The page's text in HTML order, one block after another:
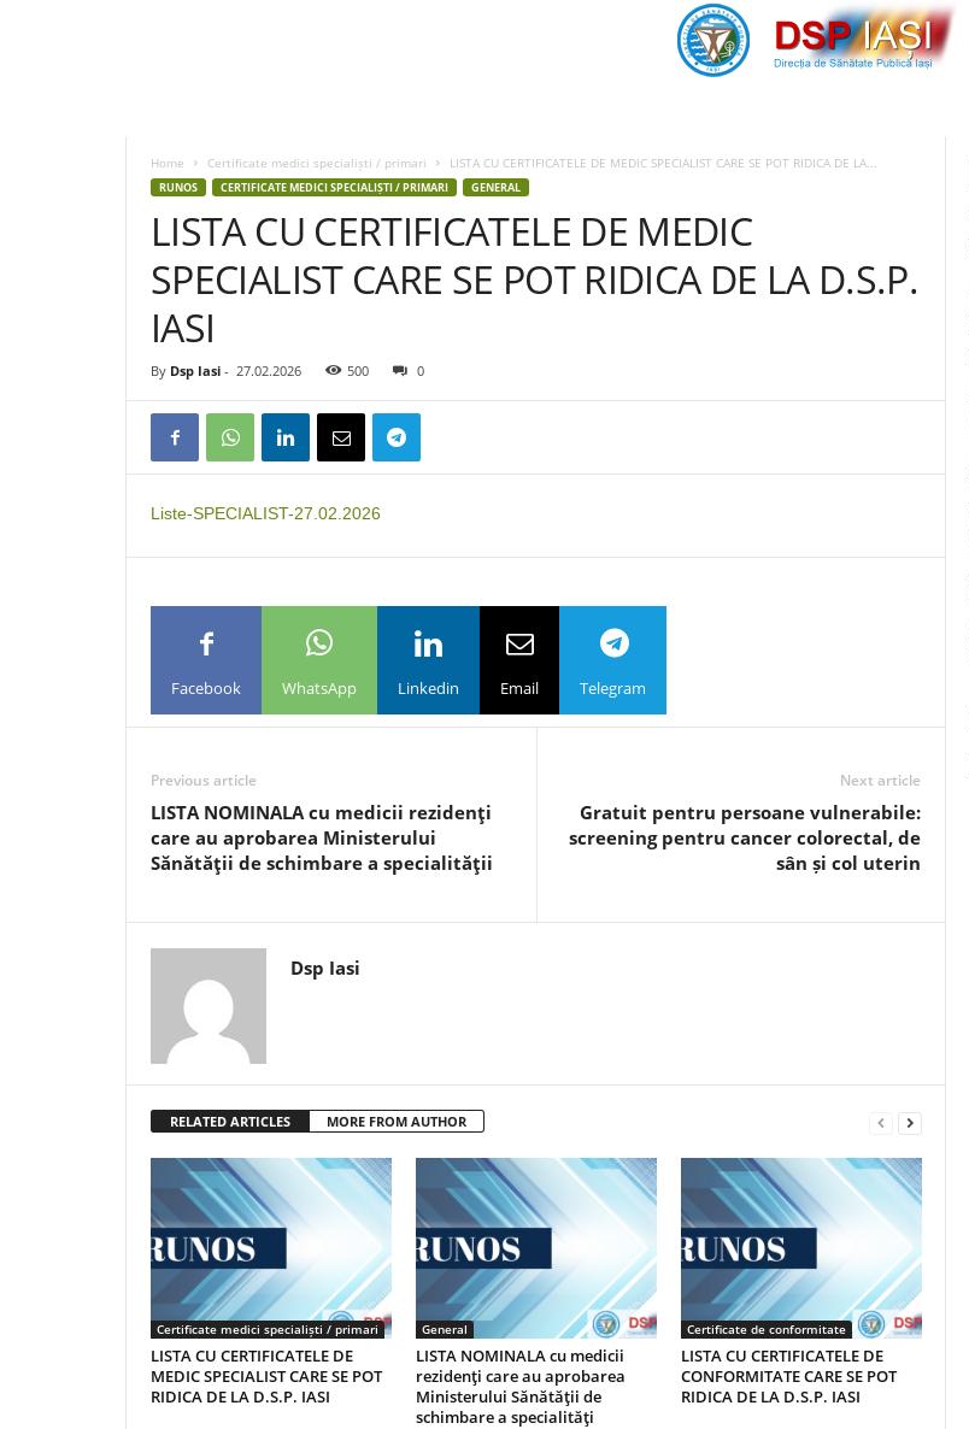
P
Home Certificate medici specialiști / primari LISTA CU CERTIFICATELE DE MEDIC SPECIALIST CARE SE POT RIDICA DE LA...
RUNOS CERTIFICATE MEDICI SPECIALIȘTI / PRIMARI GENERAL
LISTA CU CERTIFICATELE DE MEDIC
SPECIALIST CARE SE POT RIDICA DE LA D.S.P.
IASI
By Dsp Iasi - 27.02.2026 500 0
Liste-SPECIALIST-27.02.2026
Facebook WhatsApp Linkedin Email Telegram
Previous article
LISTA NOMINALA cu medicii rezidenţi
care au aprobarea Ministerului
Sănătăţii de schimbare a specialităţii
Next article
Gratuit pentru persoane vulnerabile:
screening pentru cancer colorectal, de
sân și col uterin
Dsp Iasi
RELATED ARTICLES MORE FROM AUTHOR
Certificate medici specialiști / primari
LISTA CU CERTIFICATELE DE
MEDIC SPECIALIST CARE SE POT
RIDICA DE LA D.S.P. IASI
General
LISTA NOMINALA cu medicii
rezidenţi care au aprobarea
Ministerului Sănătăţii de
schimbare a specialităţi
Certificate de conformitate
LISTA CU CERTIFICATELE DE
CONFORMITATE CARE SE POT
RIDICA DE LA D.S.P. IASI